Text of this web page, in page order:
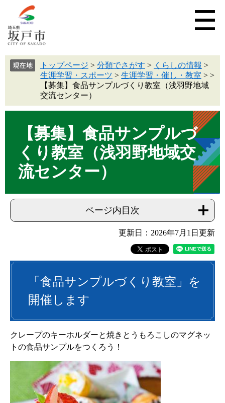
トップページ > 分類でさがす > くらしの情報 >
生涯学習・スポーツ > 生涯学習・催し・教室 > >
【募集】食品サンプルづくり教室（浅羽野地域
交流センター）
【募集】食品サンプルづ
くり教室（浅羽野地域交
流センター）
ページ内目次
更新日：2026年7月1日更新
「食品サンプルづくり教室」を
開催します
クレープのキーホルダーと焼きとうもろこしのマグネッ
トの食品サンプルをつくろう！